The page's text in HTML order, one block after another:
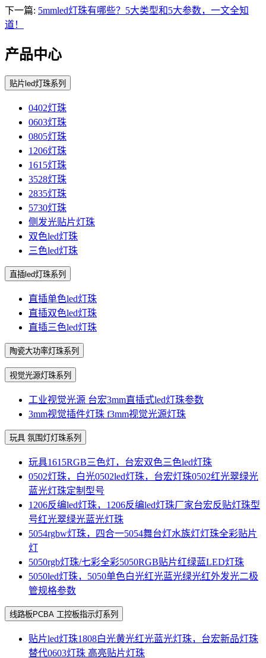
下一篇: 5mmled灯珠有哪些？5大类型和5大参数，一文全知
道！
产品中心
贴片led灯珠系列
0402灯珠
0603灯珠
0805灯珠
1206灯珠
1615灯珠
3528灯珠
2835灯珠
5730灯珠
侧发光贴片灯珠
双色led灯珠
三色led灯珠
直插led灯珠系列
直插单色led灯珠
直插双色led灯珠
直插三色led灯珠
陶瓷大功率灯珠系列
视觉光源灯珠系列
工业视觉光源 台宏3mm直插式led灯珠参数
3mm视觉插件灯珠 f3mm视觉光源灯珠
玩具 氛围灯灯珠系列
玩具1615RGB三色灯，台宏双色三色led灯珠
0502灯珠，白光0502led灯珠，台宏灯珠0502红光翠绿光
蓝光灯珠定制型号
1206反编led灯珠，1206反编led灯珠厂家台宏反贴灯珠型
号红光翠绿光蓝光灯珠
5054rgbw灯珠，四合一5054舞台灯水族灯灯珠全彩贴片
灯
5050rgb灯珠/七彩全彩5050RGB贴片红绿蓝LED灯珠
5050led灯珠，5050单色白光红光蓝光绿光红外发光二极
管规格参数
线路板PCBA 工控板指示灯系列
贴片led灯珠1808白光黄光红光蓝光灯珠，台宏新品灯珠
替代0603灯珠 高亮贴片灯珠